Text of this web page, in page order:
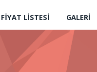
FIYAT LISTESI GALERI